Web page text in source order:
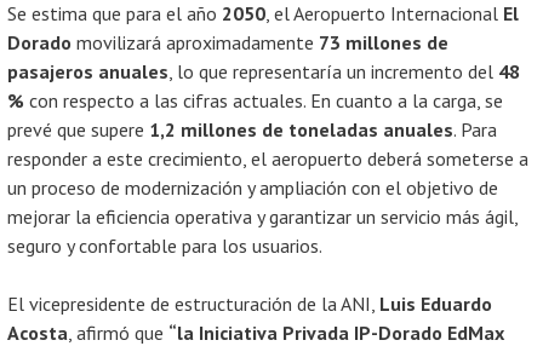
Se estima que para el año 2050, el Aeropuerto Internacional El
Dorado movilizará aproximadamente 73 millones de
pasajeros anuales, lo que representaría un incremento del 48
% con respecto a las cifras actuales. En cuanto a la carga, se
prevé que supere 1,2 millones de toneladas anuales. Para
responder a este crecimiento, el aeropuerto deberá someterse a
un proceso de modernización y ampliación con el objetivo de
mejorar la eficiencia operativa y garantizar un servicio más ágil,
seguro y confortable para los usuarios.
El vicepresidente de estructuración de la ANI, Luis Eduardo
Acosta, afirmó que “la Iniciativa Privada IP-Dorado EdMax